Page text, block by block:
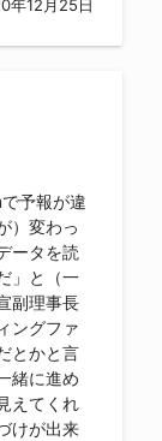
年12月25日
予報が違
）変わっ
ータを読
」と（一
副理事長
ングファ
とかと言
緒に進め
えてくれ
けが出来